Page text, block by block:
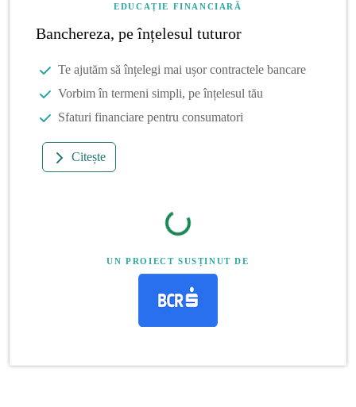
EDUCAȚIE FINANCIARĂ
Banchereza, pe înțelesul tuturor
Te ajutăm să înțelegi mai ușor contractele bancare
Vorbim în termeni simpli, pe înțelesul tău
Sfaturi financiare pentru consumatori
Citește
UN PROIECT SUSȚINUT DE